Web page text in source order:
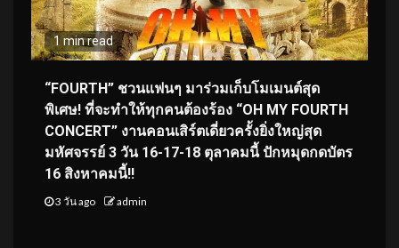
1 min read
“FOURTH” ชวนแฟนๆ มาร่วมเก็บโมเมนต์สุด
พิเศษ! ที่จะทำให้ทุกคนต้องร้อง “OH MY FOURTH
CONCERT” งานคอนเสิร์ตเดี่ยวครั้งยิ่งใหญ่สุด
มหัศจรรย์ 3 วัน 16-17-18 ตุลาคมนี้ ปักหมุดกดบัตร
16 สิงหาคมนี้!!
3 วัน ago admin